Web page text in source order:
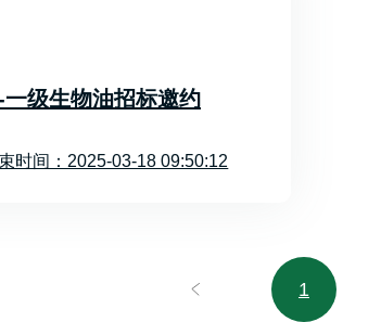
级生物油招标邀约
时间：2025-03-18 09:50:12
1